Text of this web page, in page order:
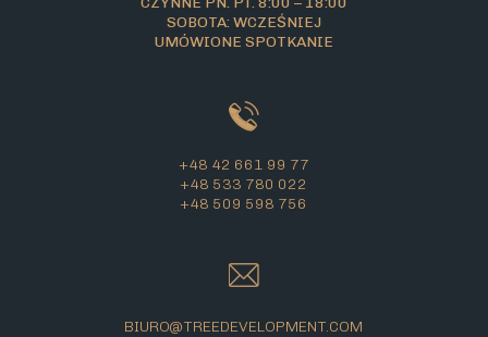
SOBOTA: WCZEŚNIEJ
UMÓWIONE SPOTKANIE
+48 42 661 99 77
+48 533 780 022
+48 509 598 756
BIURO@TREEDEVELOPMENT.COM